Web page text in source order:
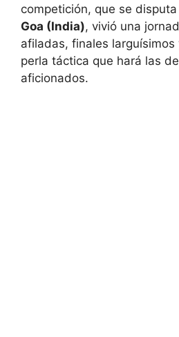
competición, que se disputa
Goa (India), vivió una
afiladas, finales larguísimos
perla táctica que hará las
aficionados.